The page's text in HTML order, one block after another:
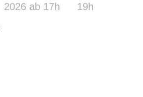
2026 ab 17h
19h